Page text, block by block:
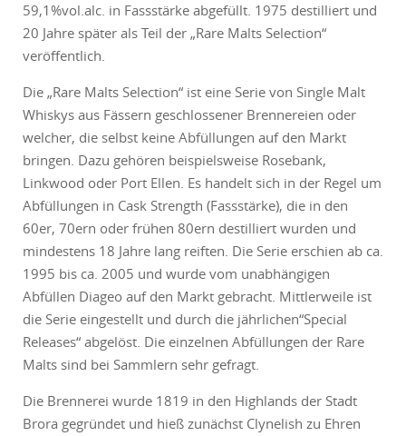
59,1%vol.alc. in Fassstärke abgefüllt. 1975 destilliert und
20 Jahre später als Teil der „Rare Malts Selection“
veröffentlich.
Die „Rare Malts Selection“ ist eine Serie von Single Malt
Whiskys aus Fässern geschlossener Brennereien oder
welcher, die selbst keine Abfüllungen auf den Markt
bringen. Dazu gehören beispielsweise Rosebank,
Linkwood oder Port Ellen. Es handelt sich in der Regel um
Abfüllungen in Cask Strength (Fassstärke), die in den
60er, 70ern oder frühen 80ern destilliert wurden und
mindestens 18 Jahre lang reiften. Die Serie erschien ab ca.
1995 bis ca. 2005 und wurde vom unabhängigen
Abfüllen Diageo auf den Markt gebracht. Mittlerweile ist
die Serie eingestellt und durch die jährlichen“Special
Releases“ abgelöst. Die einzelnen Abfüllungen der Rare
Malts sind bei Sammlern sehr gefragt.
Die Brennerei wurde 1819 in den Highlands der Stadt
Brora gegründet und hieß zunächst Clynelish zu Ehren